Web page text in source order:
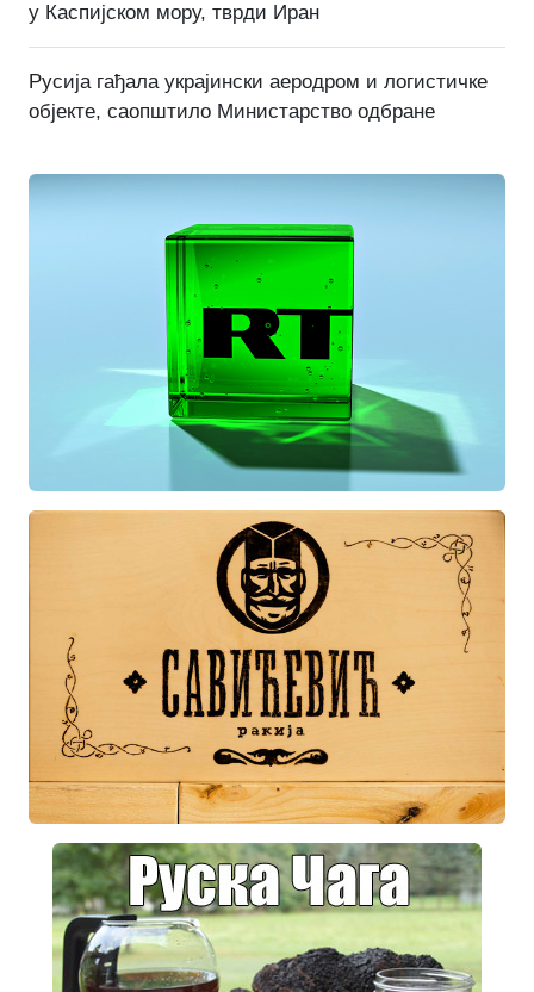
у Каспијском мору, тврди Иран
Русија гађала украјински аеродром и логистичке
објекте, саопштило Министарство одбране